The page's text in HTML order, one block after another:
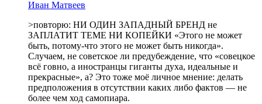
Иван Матвеев
>повторю: НИ ОДИН ЗАПАДНЫЙ БРЕНД не
ЗАПЛАТИТ ТЕМЕ НИ КОПЕЙКИ «Этого не может
быть, потому-что этого не может быть никогда».
Случаем, не советское ли предубеждение, что «совецкое
всё говно, а иностранцы гиганты духа, идеальные и
прекрасные», а? Это тоже моё личное мнение: делать
предположения в отсутствии каких либо фактов — не
более чем ход самопиара.